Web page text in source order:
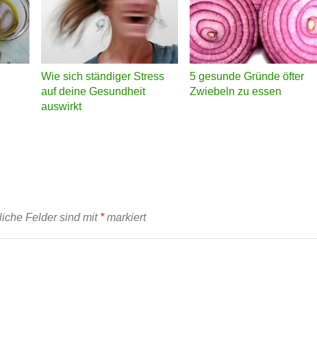
Wie sich ständiger Stress
auf deine Gesundheit
auswirkt
5 gesunde Gründe öfter
Zwiebeln zu essen
Felder sind mit *markiert